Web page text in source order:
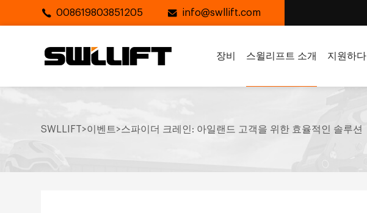
008619803851205 info@swllift.com
장비 스윌리프트 소개 지원하다
SWLLIFT>이벤트 >스파이더 크레인: 아일랜드 고객을 위한 효율적인 솔루션